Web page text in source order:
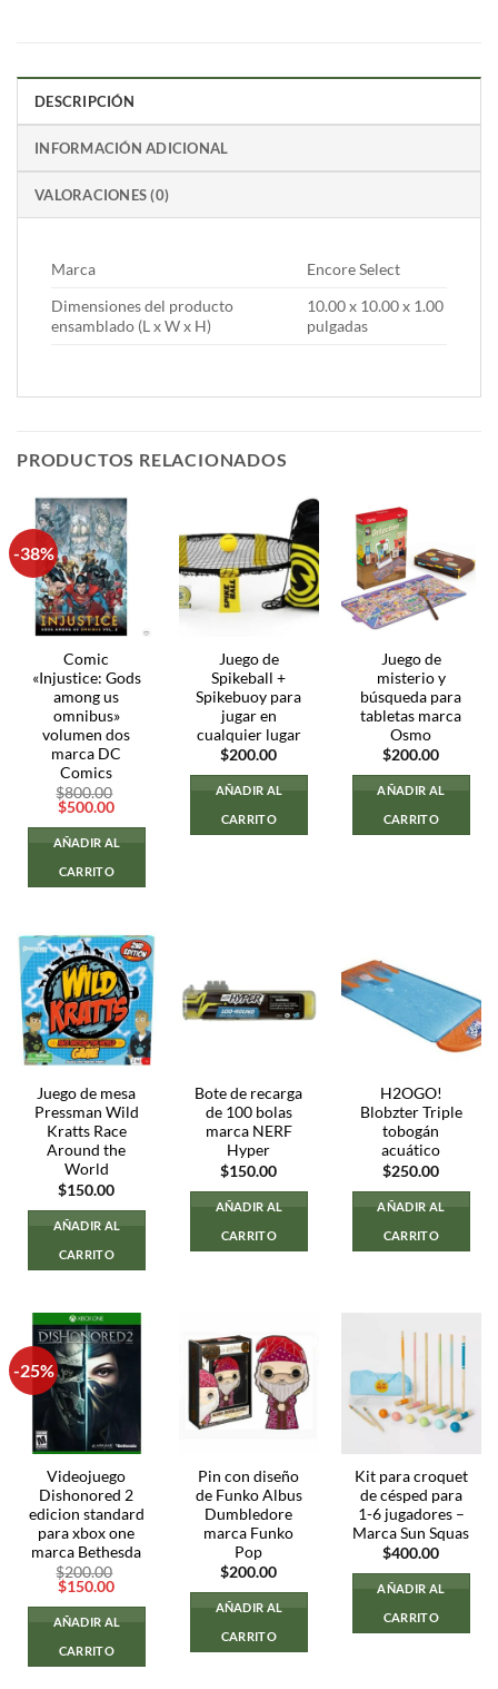
DESCRIPCIÓN
INFORMACIÓN ADICIONAL
VALORACIONES (0)
Marca
Encore Select
Dimensiones del producto
ensamblado (L x W x H)
10.00 x 10.00 x 1.00
pulgadas
PRODUCTOS RELACIONADOS
-38%
Comic
«Injustice: Gods
among us
omnibus»
volumen dos
marca DC
Comics
$800.00
El
original
era:
$800.00.
$500.00El
actual
es:
AÑADIR AL
CARRITO
Juego de
Spikeball +
Spikebuoy para
jugar en
cualquier lugar
$200.00
AÑADIR AL
CARRITO
Juego de
misterio y
búsqueda para
tabletas marca
Osmo
$200.00
AÑADIR AL
CARRITO
Juego de mesa
Pressman Wild
Kratts Race
Around the
World
$150.00
AÑADIR AL
CARRITO
Bote de recarga
de 100 bolas
marca NERF
Hyper
$150.00
AÑADIR AL
CARRITO
H2OGO!
Blobzter Triple
tobogán
acuático
$250.00
AÑADIR AL
CARRITO
-25%
Videojuego
Dishonored 2
edicion standard
para xbox one
marca Bethesda
$200.00
El
original
era:
$200.00.
$150.00El
actual
es:
AÑADIR AL
CARRITO
Pin con diseño
de Funko Albus
Dumbledore
marca Funko
Pop
$200.00
AÑADIR AL
CARRITO
Kit para croquet
de césped para
1-6 jugadores –
Marca Sun Squas
$400.00
AÑADIR AL
CARRITO